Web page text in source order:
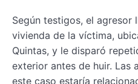
Según testigos, el agresor
vivienda de la víctima,
Quintas, y le disparó
exterior antes de huir. Las
este caso estaría